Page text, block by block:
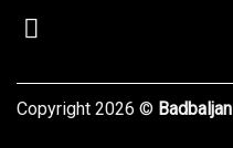
Copyright 2026 © Badbaljan